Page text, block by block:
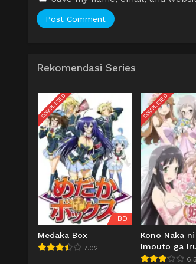
Rekomendasi Series
COMPLETED
BD
Medaka Box
7.02
COMPLETED
Kono Naka
Imouto ga